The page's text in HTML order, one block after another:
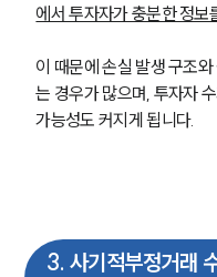
에서 투자자가 충분한 정보
이 때문에 손실 발생 구조
는 경우가 많으며, 투자자
가능성도 커지게 됩니다.
3. 사기적부정거래